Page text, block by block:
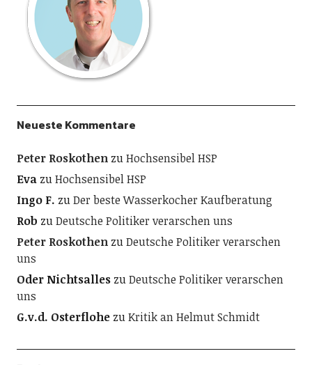
Neueste Kommentare
Peter RoskothenzuHochsensibel HSP
EvazuHochsensibel HSP
Ingo F. zuDer beste Wasserkocher Kaufberatung
Rob zuDeutsche Politiker verarschen uns
Peter RoskothenzuDeutsche Politiker verarschen
uns
Oder NichtsalleszuDeutsche Politiker verarschen
uns
G.v.d. OsterflohezuKritik an Helmut Schmidt